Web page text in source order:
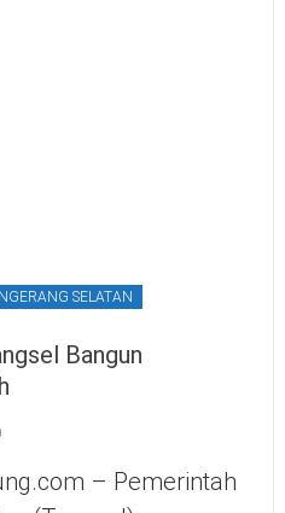
SELATAN
Bangun
– Pemerintah